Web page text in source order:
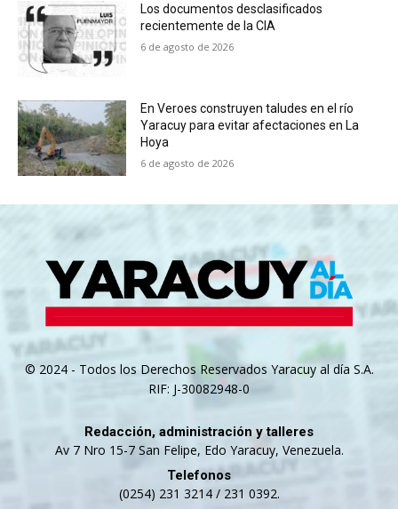
Los documentos desclasificados
recientemente de la CIA
6 de agosto de 2026
En Veroes construyen taludes en el río
Yaracuy para evitar afectaciones en La
Hoya
6 de agosto de 2026
© 2024 - Todos los Derechos Reservados Yaracuy al día S.A.
RIF: J-30082948-0
Redacción, administración y talleres
Av 7 Nro 15-7 San Felipe, Edo Yaracuy, Venezuela.
Telefonos
(0254) 231 3214 / 231 0392.